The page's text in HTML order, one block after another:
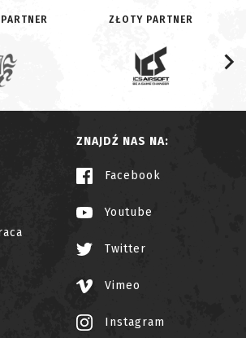
ZŁOTY PARTNER
ZNAJDŹ NAS NA:
Facebook
Youtube
Twitter
Vimeo
Instagram